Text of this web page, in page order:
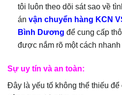
tôi luôn theo dõi sát sao về
ánvận chuyển hàng KCN
Bình Dương để cung cấp
được nắm rõ một cách nhanh
Sự uy tín và an toàn:
Đây là yếu tố không thể thiếu